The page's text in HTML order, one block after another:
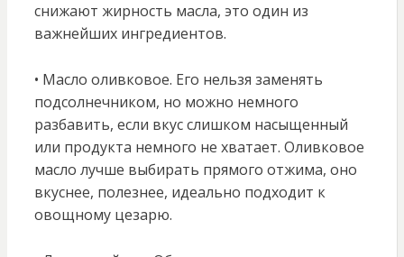
снижают жирность масла, это один из
важнейших ингредиентов.
• Масло оливковое. Его нельзя заменять
подсолнечником, но можно немного
разбавить, если вкус слишком насыщенный
или продукта немного не хватает. Оливковое
масло лучше выбирать прямого отжима, оно
вкуснее, полезнее, идеально подходит к
овощному цезарю.